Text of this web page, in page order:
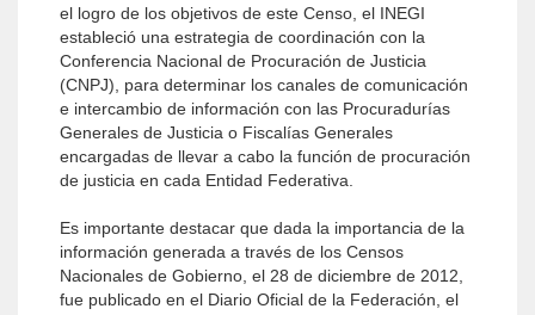
el logro de los objetivos de este Censo, el INEGI
estableció una estrategia de coordinación con la
Conferencia Nacional de Procuración de Justicia
(CNPJ), para determinar los canales de comunicación
e intercambio de información con las Procuradurías
Generales de Justicia o Fiscalías Generales
encargadas de llevar a cabo la función de procuración
de justicia en cada Entidad Federativa.
Es importante destacar que dada la importancia de la
información generada a través de los Censos
Nacionales de Gobierno, el 28 de diciembre de 2012,
fue publicado en el Diario Oficial de la Federación, el